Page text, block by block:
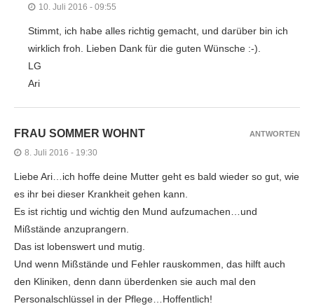
10. Juli 2016 - 09:55
Stimmt, ich habe alles richtig gemacht, und darüber bin ich
wirklich froh. Lieben Dank für die guten Wünsche :-).
LG
Ari
FRAU SOMMER WOHNT
8. Juli 2016 - 19:30
Liebe Ari…ich hoffe deine Mutter geht es bald wieder so gut, wie
es ihr bei dieser Krankheit gehen kann.
Es ist richtig und wichtig den Mund aufzumachen…und
Mißstände anzuprangern.
Das ist lobenswert und mutig.
Und wenn Mißstände und Fehler rauskommen, das hilft auch
den Kliniken, denn dann überdenken sie auch mal den
Personalschlüssel in der Pflege…Hoffentlich!
ANTWORTEN